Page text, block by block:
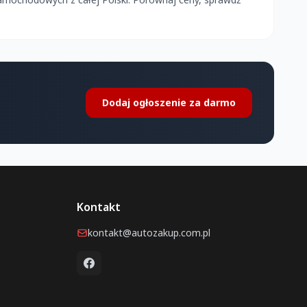
Dodaj ogłoszenie za darmo
Kontakt
kontakt@autozakup.com.pl